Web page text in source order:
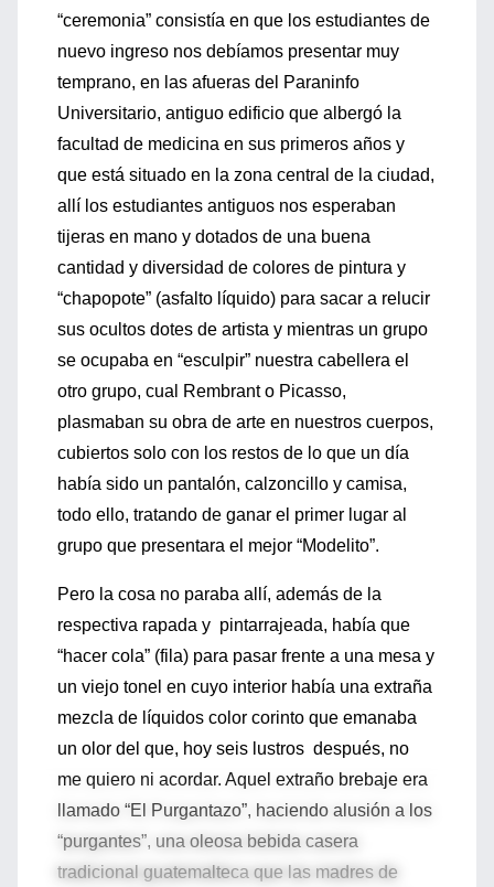
“ceremonia” consistía en que los estudiantes de
nuevo ingreso nos debíamos presentar muy
temprano, en las afueras del Paraninfo
Universitario, antiguo edificio que albergó la
facultad de medicina en sus primeros años y
que está situado en la zona central de la ciudad,
allí los estudiantes antiguos nos esperaban
tijeras en mano y dotados de una buena
cantidad y diversidad de colores de pintura y
“chapopote” (asfalto líquido) para sacar a relucir
sus ocultos dotes de artista y mientras un grupo
se ocupaba en “esculpir” nuestra cabellera el
otro grupo, cual Rembrant o Picasso,
plasmaban su obra de arte en nuestros cuerpos,
cubiertos solo con los restos de lo que un día
había sido un pantalón, calzoncillo y camisa,
todo ello, tratando de ganar el primer lugar al
grupo que presentara el mejor “Modelito”.
Pero la cosa no paraba allí, además de la
respectiva rapada y pintarrajeada, había que
“hacer cola” (fila) para pasar frente a una mesa y
un viejo tonel en cuyo interior había una extraña
mezcla de líquidos color corinto que emanaba
un olor del que, hoy seis lustros después, no
me quiero ni acordar. Aquel extraño brebaje era
llamado “El Purgantazo”, haciendo alusión a los
“purgantes”, una oleosa bebida casera
tradicional guatemalteca que las madres de